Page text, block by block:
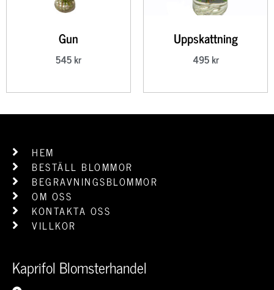
Gun
545kr
Uppskattning
495kr
HEM
BESTÄLL BLOMMOR
BEGRAVNINGSBLOMMOR
OM OSS
KONTAKTA OSS
VILLKOR
Kaprifol Blomsterhandel